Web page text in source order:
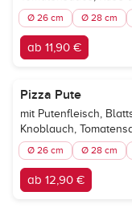
Ø 26 cm Ø 28 cm
ab 11,90 €
Pizza Pute
mit Putenfleisch,
Knoblauch,
Ø 26 cm Ø 28 cm
ab 12,90 €